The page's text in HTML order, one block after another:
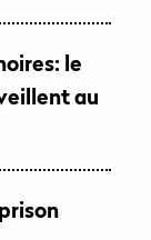
le
au